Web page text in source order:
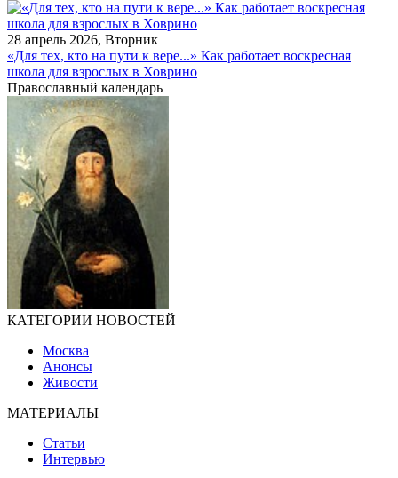
28 апрель 2026, Вторник
«Для тех, кто на пути к вере...» Как работает воскресная
школа для взрослых в Ховрино
Православный календарь
КАТЕГОРИИ НОВОСТЕЙ
Москва
Анонсы
Живости
МАТЕРИАЛЫ
Статьи
Интервью